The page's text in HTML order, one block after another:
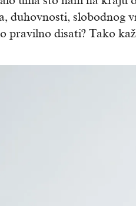
duhovnosti, slobodnog
pravilno disati? Tako